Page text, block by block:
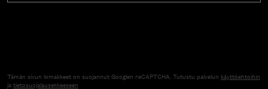
Tämän sivun lomakkeet on suojannut Googlen reCAPTCHA. Tutustu palvelun käyttöehtoihin
jatietosuojalausekkeeseen